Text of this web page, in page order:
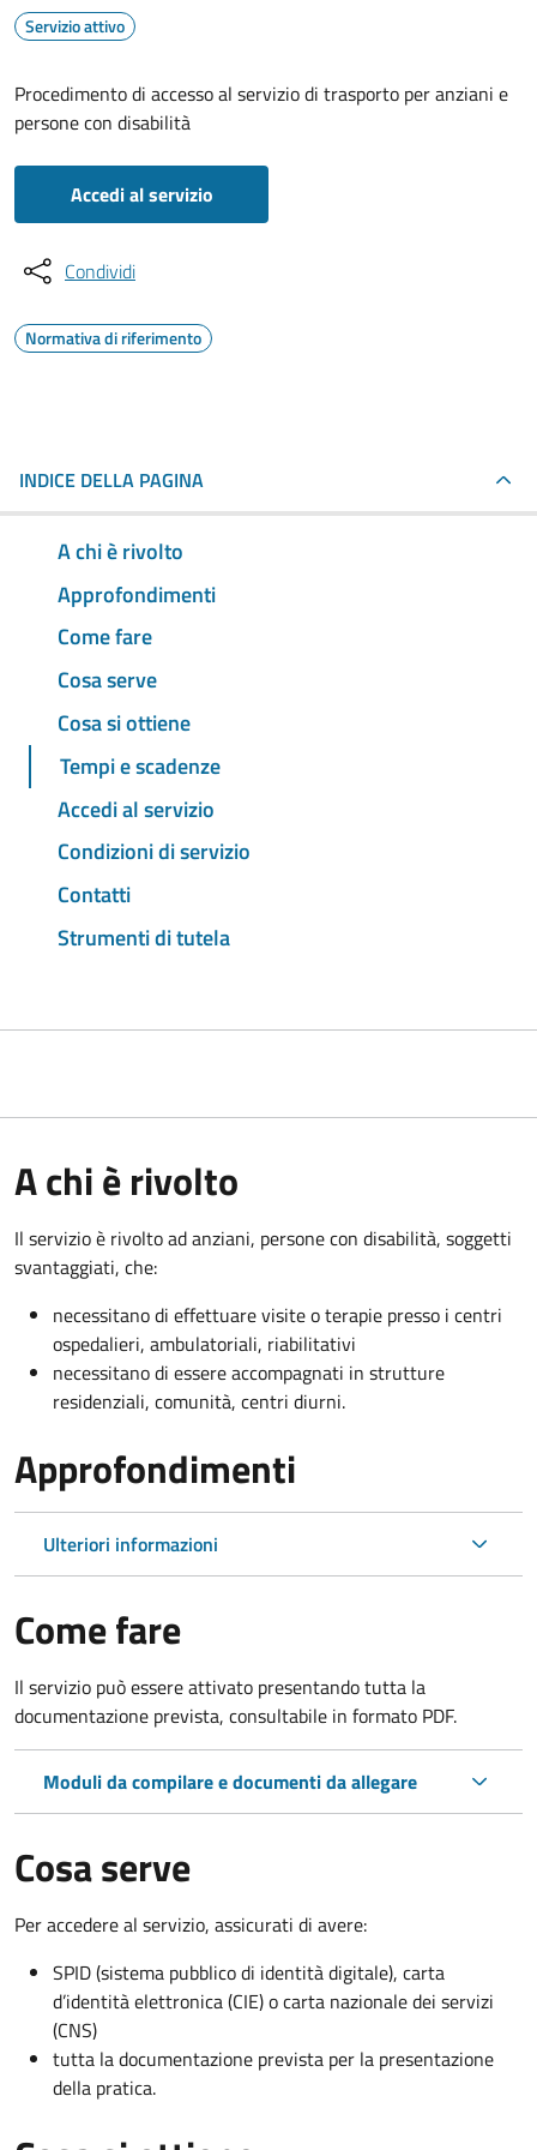
Servizio attivo
Procedimento di accesso al servizio di trasporto per anziani e
persone con disabilità
Accedi al servizio
Condividi
Normativa di riferimento
INDICE DELLA PAGINA
A chi è rivolto
Approfondimenti
Come fare
Cosa serve
Cosa si ottiene
Tempi e scadenze
Accedi al servizio
Condizioni di servizio
Contatti
Strumenti di tutela
A chi è rivolto
Il servizio è rivolto ad anziani, persone con disabilità, soggetti
svantaggiati, che:
necessitano di effettuare visite o terapie presso i centri
ospedalieri, ambulatoriali, riabilitativi
necessitano di essere accompagnati in strutture
residenziali, comunità, centri diurni.
Approfondimenti
Ulteriori informazioni
Come fare
Il servizio può essere attivato presentando tutta la
documentazione prevista, consultabile in formato PDF.
Moduli da compilare e documenti da allegare
Cosa serve
Per accedere al servizio, assicurati di avere:
SPID (sistema pubblico di identità digitale), carta
d’identità elettronica (CIE) o carta nazionale dei servizi
(CNS)
tutta la documentazione prevista per la presentazione
della pratica.